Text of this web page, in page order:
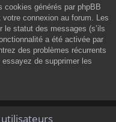
cookies générés par phpBB
connexion au forum. Les
le statut des messages (s’ils
a été activée par
des problèmes récurrents
de supprimer les